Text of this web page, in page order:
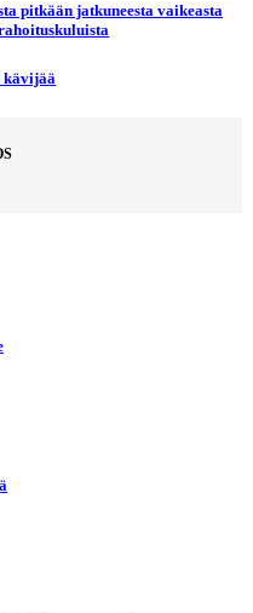
pitkään jatkuneesta vaikeasta
kävijää